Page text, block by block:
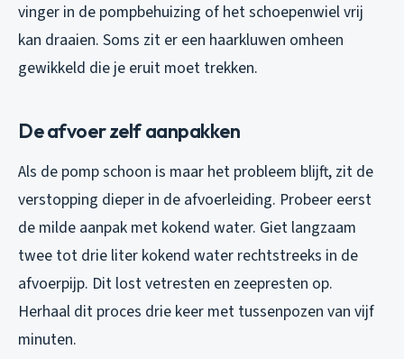
vinger in de pompbehuizing of het schoepenwiel vrij
kan draaien. Soms zit er een haarkluwen omheen
gewikkeld die je eruit moet trekken.
De afvoer zelf aanpakken
Als de pomp schoon is maar het probleem blijft, zit de
verstopping dieper in de afvoerleiding. Probeer eerst
de milde aanpak met kokend water. Giet langzaam
twee tot drie liter kokend water rechtstreeks in de
afvoerpijp. Dit lost vetresten en zeepresten op.
Herhaal dit proces drie keer met tussenpozen van vijf
minuten.